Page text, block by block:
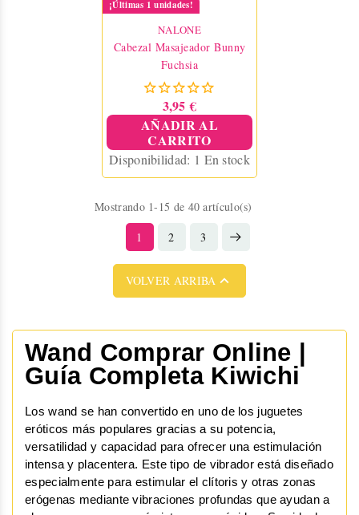
¡Últimas 1 unidades!
NALONE
Cabezal Masajeador Bunny
Fuchsia
3,95 €
AÑADIR AL
CARRITO
Disponibilidad: 1 En stock
Mostrando 1-15 de 40 artículo(s)
1
2 3
VOLVER ARRIBA 
Wand Comprar Online |
Guía Completa Kiwichi
Los wand se han convertido en uno de los juguetes
eróticos más populares gracias a su potencia,
versatilidad y capacidad para ofrecer una estimulación
intensa y placentera. Este tipo de vibrador está diseñado
especialmente para estimular el clítoris y otras zonas
erógenas mediante vibraciones profundas que ayudan a